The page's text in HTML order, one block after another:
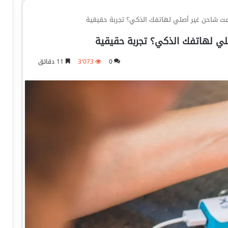
شاحن غير أصلي لهاتفك الذكي؟ تجربة حقيقية
لهاتفك الذكي؟ تجربة حقيقية
0 3٬073